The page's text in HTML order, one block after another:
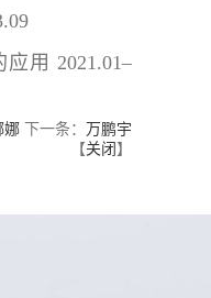
用 2021.01–
娜 下一条：
万鹏宇
【关闭 】